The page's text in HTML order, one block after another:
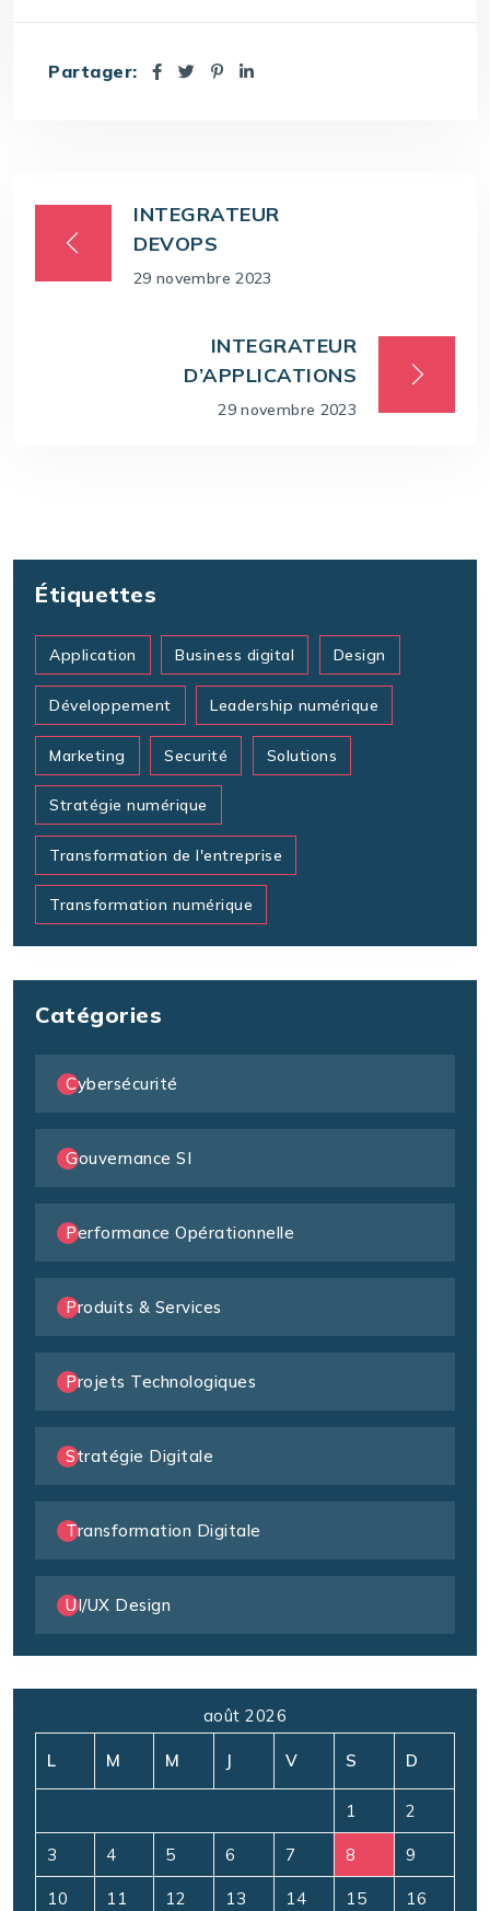
Partager:
INTEGRATEUR
DEVOPS
29 novembre 2023
INTEGRATEUR
D’APPLICATIONS
29 novembre 2023
Étiquettes
Application Business digital Design
Développement Leadership numérique
Marketing Securité Solutions
Stratégie numérique
Transformation de l'entreprise
Transformation numérique
Catégories
Cybersécurité
Gouvernance SI
Performance Opérationnelle
Produits & Services
Projets Technologiques
Stratégie Digitale
Transformation Digitale
UI/UX Design
août 2026
L M M J V S D
1 2
3 4 5 6 7 8 9
10 11 12 13 14 15 16